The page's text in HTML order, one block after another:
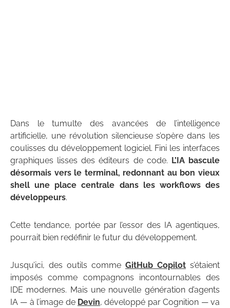
Dans le tumulte des avancées de l’intelligence
artificielle, une révolution silencieuse s’opère dans les
coulisses du développement logiciel. Fini les interfaces
graphiques lisses des éditeurs de code. L’IA bascule
désormais vers le terminal, redonnant au bon vieux
shell une place centrale dans les workflows des
développeurs.
Cette tendance, portée par l’essor des IA agentiques,
pourrait bien redéfinir le futur du développement.
Jusqu’ici, des outils comme GitHub Copilot s’étaient
imposés comme compagnons incontournables des
IDE modernes. Mais une nouvelle génération d’agents
IA — à l’image de Devin, développé par Cognition — va